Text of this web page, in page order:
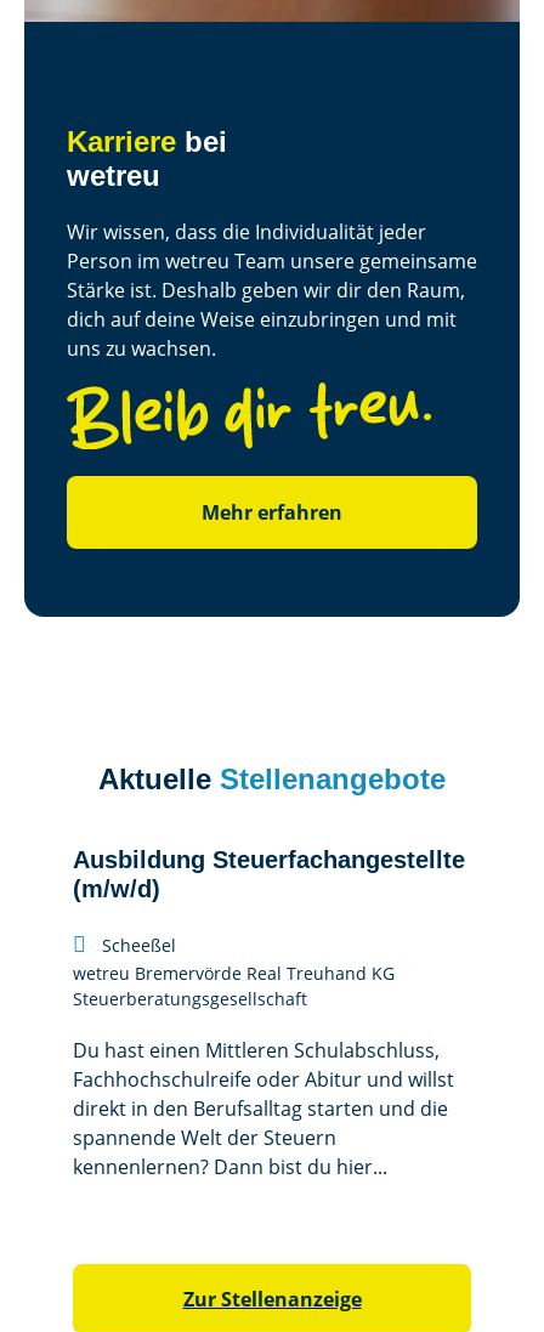
Karriere bei
wetreu
Wir wissen, dass die Individualität jeder
Person im wetreu Team unsere gemeinsame
Stärke ist. Deshalb geben wir dir den Raum,
dich auf deine Weise einzubringen und mit
uns zu wachsen.
Mehr erfahren
Aktuelle Stellenangebote
Ausbildung Steuerfachangestellte
(m/w/d)

Scheeßel
wetreu Bremervörde Real Treuhand KG
Steuerberatungs­gesellschaft
Du hast einen Mittleren Schulabschluss,
Fachhochschulreife oder Abitur und willst
direkt in den Berufsalltag starten und die
spannende Welt der Steuern
kennenlernen? Dann bist du hier...
Zur Stellenanzeige